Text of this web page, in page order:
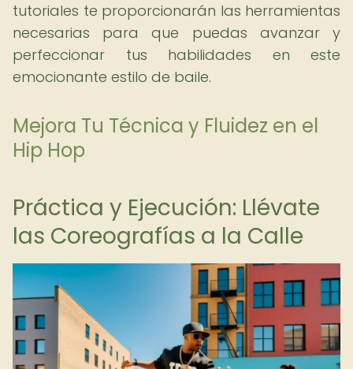
tutoriales te proporcionarán las herramientas
necesarias para que puedas avanzar y
perfeccionar tus habilidades en este
emocionante estilo de baile.
Mejora Tu Técnica y Fluidez en el
Hip Hop
Práctica y Ejecución: Llévate
las Coreografías a la Calle